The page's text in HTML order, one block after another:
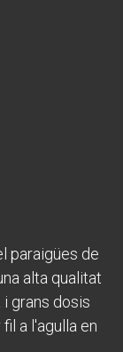
paraigües de
alta qualitat
i grans dosis
a l'agulla en